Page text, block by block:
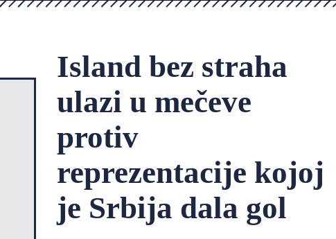
Island bez straha
ulazi u mečeve
protiv
reprezentacije kojoj
je Srbija dala gol